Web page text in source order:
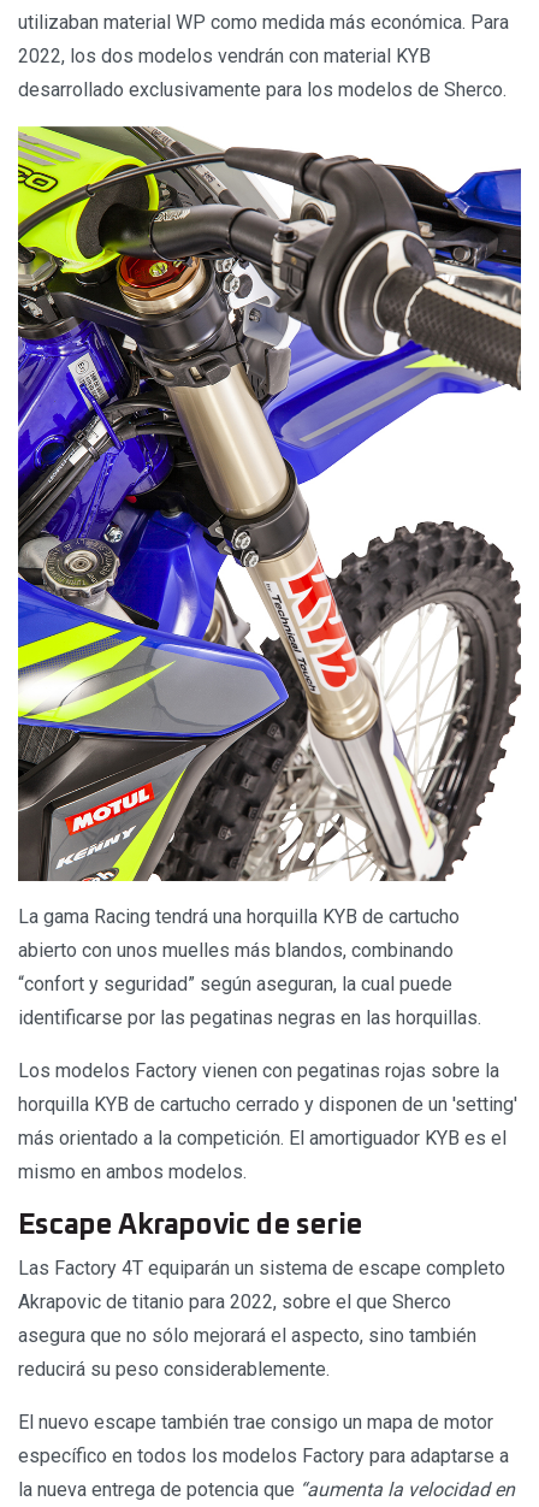
utilizaban material WP como medida más económica. Para
2022, los dos modelos vendrán con material KYB
desarrollado exclusivamente para los modelos de Sherco.
La gama Racing tendrá una horquilla KYB de cartucho
abierto con unos muelles más blandos, combinando
“confort y seguridad” según aseguran, la cual puede
identificarse por las pegatinas negras en las horquillas.
Los modelos Factory vienen con pegatinas rojas sobre la
horquilla KYB de cartucho cerrado y disponen de un 'setting'
más orientado a la competición. El amortiguador KYB es el
mismo en ambos modelos.
Escape Akrapovic de serie
Las Factory 4T equiparán un sistema de escape completo
Akrapovic de titanio para 2022, sobre el que Sherco
asegura que no sólo mejorará el aspecto, sino también
reducirá su peso considerablemente.
El nuevo escape también trae consigo un mapa de motor
específico en todos los modelos Factory para adaptarse a
la nueva entrega de potencia que “aumenta la velocidad en